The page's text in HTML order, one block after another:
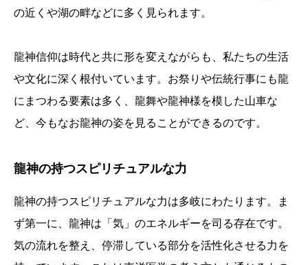
の近くや湖の畔などに多く見られます。
龍神信仰は時代と共に形を変えながらも、私たちの生活
や文化に深く根付いています。お祭りや伝統行事にも龍
にまつわる要素は多く、龍舞や龍神様を模した山車な
ど、今もなお龍神の姿を見ることができるのです。
龍神の持つスピリチュアルな力
龍神の持つスピリチュアルな力は多岐にわたります。ま
ず第一に、龍神は「気」のエネルギーを司る存在です。
気の流れを整え、停滞している部分を活性化させる力を